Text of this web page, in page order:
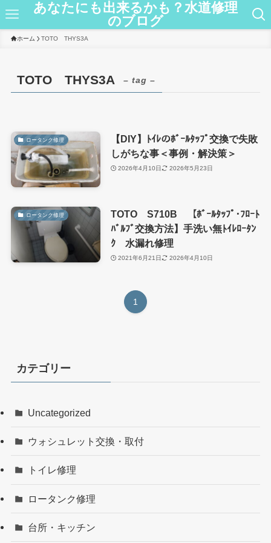
あなたにも出来るかも？水道修理
のブログ
ホーム TOTO THYS3A
TOTO THYS3A – tag –
ロータンク修理
【DIY】ﾄｲﾚのﾎﾞｰﾙﾀｯﾌﾟ交換で失敗
しがちな事＜事例・解決策＞
2026年4月10日 2026年5月23日
ロータンク修理
TOTO S710B 【ﾎﾞｰﾙﾀｯﾌﾟ･ﾌﾛｰﾄ
ﾊﾞﾙﾌﾞ交換方法】手洗い無ﾄｲﾚﾛｰﾀﾝ
ｸ 水漏れ修理
2021年6月21日 2026年4月10日
1
カテゴリー
Uncategorized
ウォシュレット交換・取付
トイレ修理
ロータンク修理
台所・キッチン